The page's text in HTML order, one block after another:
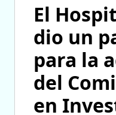
El
dio un
para la
del
en